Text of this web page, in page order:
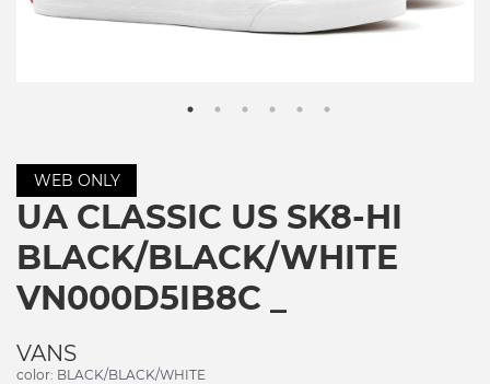
WEB ONLY
UA CLASSIC US SK8-HI
BLACK/BLACK/WHITE
VN000D5IB8C _
VANS
color: BLACK/BLACK/WHITE